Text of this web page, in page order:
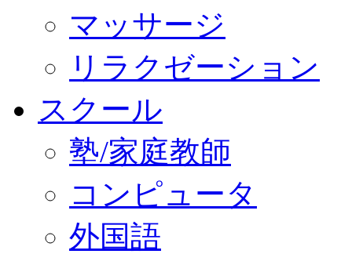
マッサージ
リラクゼーション
スクール
塾/家庭教師
コンピュータ
外国語